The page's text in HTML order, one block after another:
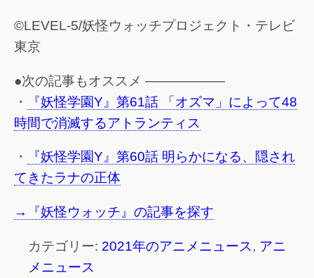
©LEVEL-5/妖怪ウォッチプロジェクト・テレビ
東京
●次の記事もオススメ ——————
・
『妖怪学園Y』第61話 「オズマ」によって48
時間で消滅するアトランティス
・
『妖怪学園Y』第60話 明らかになる、隠され
てきたラナの正体
→『妖怪ウォッチ』の記事を探す
カテゴリー: 2021年のアニメニュース, アニ
メニュース